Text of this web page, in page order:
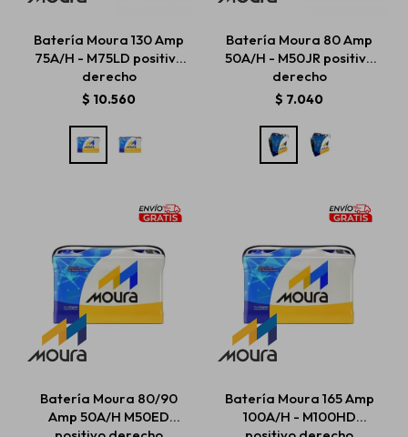
Batería Moura 130 Amp
75A/H - M75LD positivo
derecho
$ 10.560
Batería Moura 80 Amp
50A/H - M50JR positivo
derecho
$ 7.040
Batería Moura 80/90
Amp 50A/H M50ED
Batería Moura 165 Amp
100A/H - M100HD